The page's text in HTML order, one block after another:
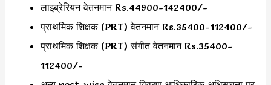
लाइब्रेरियन वेतनमान Rs.44900-142400/-
प्राथमिक शिक्षक (PRT) वेतनमान Rs.35400-112400/-
प्राथमिक शिक्षक (PRT) संगीत वेतनमान Rs.35400-
112400/-